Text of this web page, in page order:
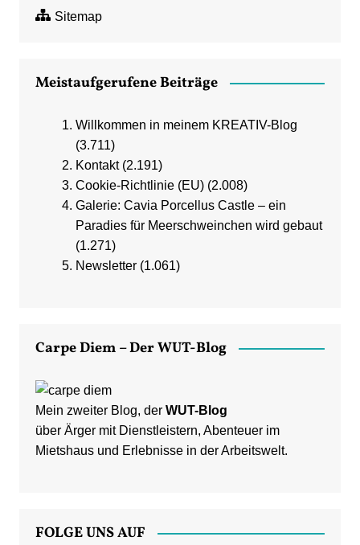
Sitemap
Meistaufgerufene Beiträge
Willkommen in meinem KREATIV-Blog
(3.711)
Kontakt (2.191)
Cookie-Richtlinie (EU) (2.008)
Galerie: Cavia Porcellus Castle – ein
Paradies für Meerschweinchen wird gebaut
(1.271)
Newsletter (1.061)
Carpe Diem – Der WUT-Blog
Mein zweiter Blog, der WUT-Blog
über Ärger mit Dienstleistern, Abenteuer im
Mietshaus und Erlebnisse in der Arbeitswelt.
FOLGE UNS AUF